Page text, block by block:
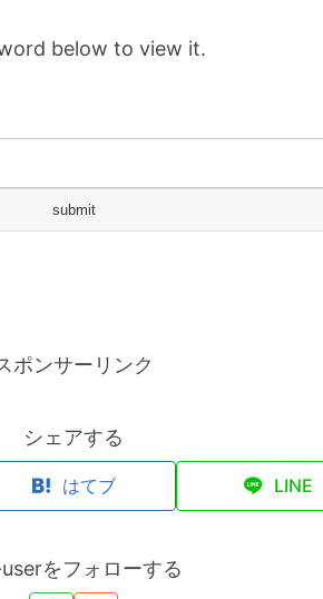
below to view it.
ポンサーリンク
シェアする
はてブ LINE
をフォローする